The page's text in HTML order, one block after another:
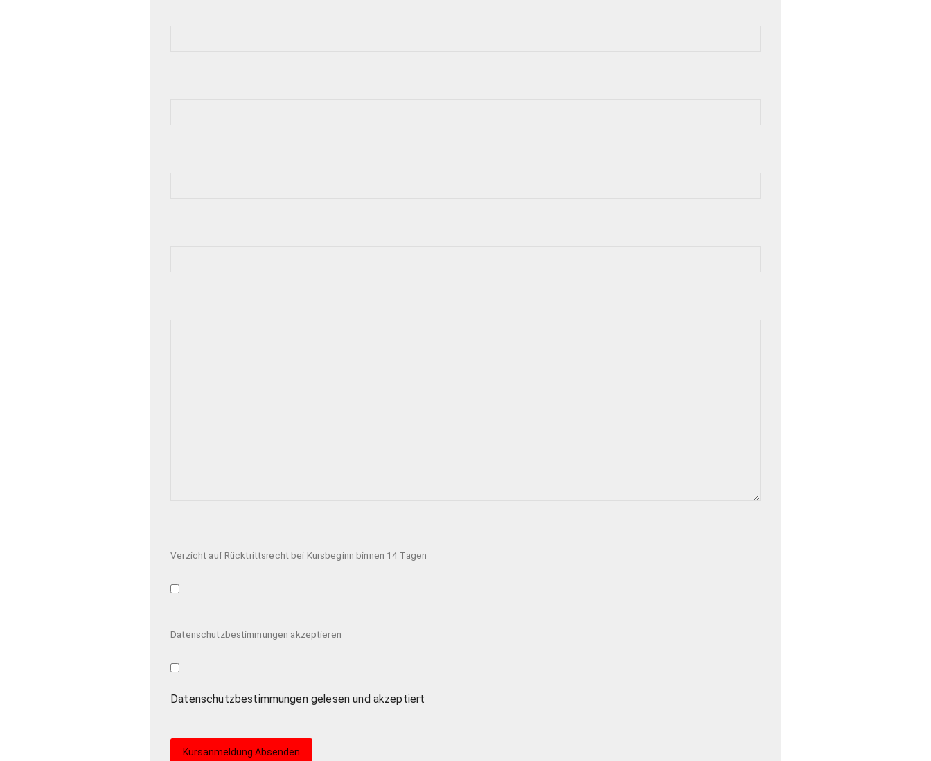
Verzicht auf Rücktrittsrecht bei Kursbeginn binnen 14 Tagen
Datenschutzbestimmungen akzeptieren
Datenschutzbestimmungen gelesen und akzeptiert